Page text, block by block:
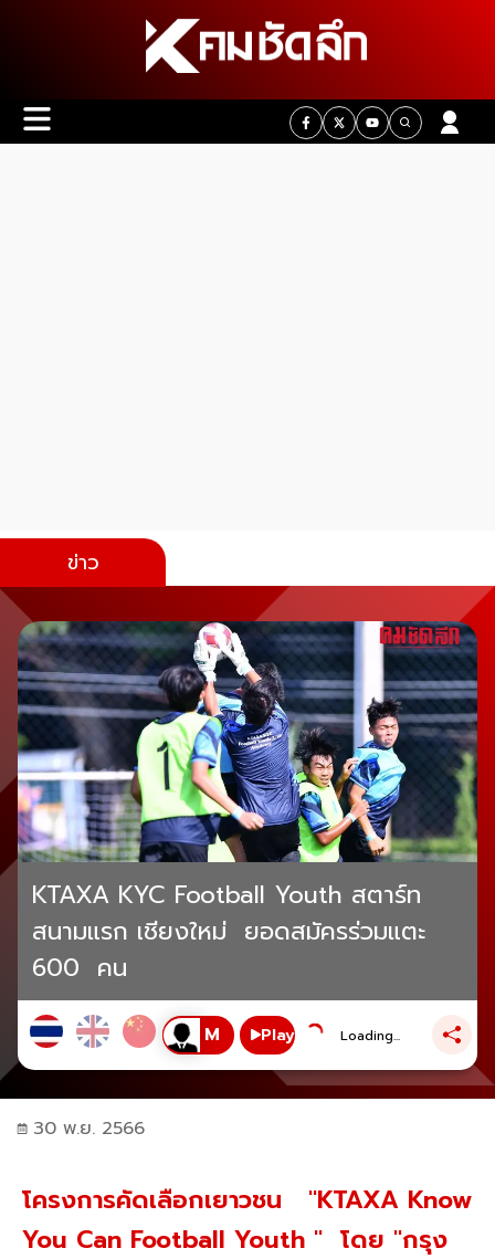
ข่าว
KTAXA KYC Football Youth สตาร์ท
สนามแรก เชียงใหม่ ยอดสมัครร่วมแตะ
600 คน
Play Loading...
30 พ.ย. 2566
โครงการคัดเลือกเยาวชน "KTAXA Know
You Can Football Youth " โดย "กรุง